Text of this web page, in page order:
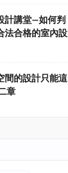
計講堂—如何判
法合格的室內設
間的設計只能這
章